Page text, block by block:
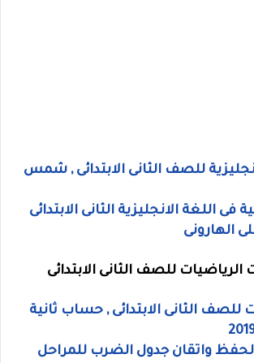
للصف الثانى الابتدائى , شمس
فى اللغة الانجليزية الثانى الابتدائى
الهارونى
للصف الثانى الابتدائى
للصف الثانى الابتدائى , حساب ثانية
واتقان جدول الضرب للمراحل